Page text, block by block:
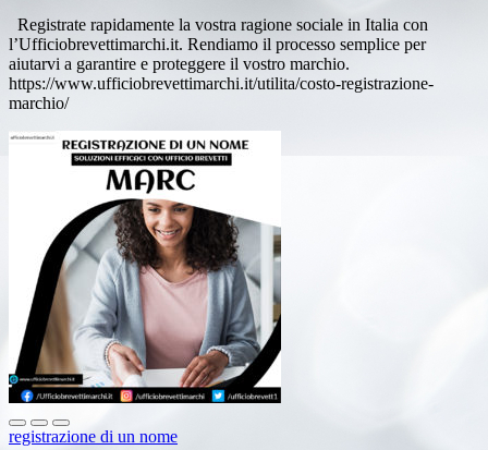
Registrate rapidamente la vostra ragione sociale in Italia con
l’Ufficiobrevettimarchi.it. Rendiamo il processo semplice per
aiutarvi a garantire e proteggere il vostro marchio.
https://www.ufficiobrevettimarchi.it/utilita/costo-registrazione-
marchio/
registrazione di un nome